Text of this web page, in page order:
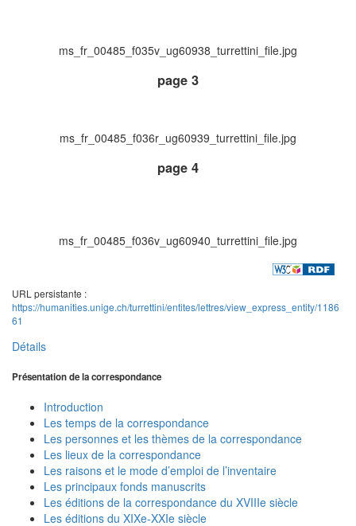
ms_fr_00485_f035v_ug60938_turrettini_file.jpg
page 3
ms_fr_00485_f036r_ug60939_turrettini_file.jpg
page 4
ms_fr_00485_f036v_ug60940_turrettini_file.jpg
URL persistante :
https://humanities.unige.ch/turrettini/entites/lettres/view_express_entity/1186
61
Détails
Présentation de la correspondance
Introduction
Les temps de la correspondance
Les personnes et les thèmes de la correspondance
Les lieux de la correspondance
Les raisons et le mode d’emploi de l’inventaire
Les principaux fonds manuscrits
Les éditions de la correspondance du XVIIIe siècle
Les éditions du XIXe-XXIe siècle